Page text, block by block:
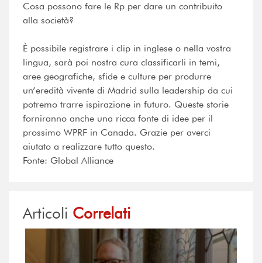
Cosa possono fare le Rp per dare un contribuito
alla società?
È possibile registrare i clip in inglese o nella vostra
lingua, sarà poi nostra cura classificarli in temi,
aree geografiche, sfide e culture per produrre
un’eredità vivente di Madrid sulla leadership da cui
potremo trarre ispirazione in futuro. Queste storie
forniranno anche una ricca fonte di idee per il
prossimo WPRF in Canada. Grazie per averci
aiutato a realizzare tutto questo.
Fonte: Global Alliance
Articoli Correlati